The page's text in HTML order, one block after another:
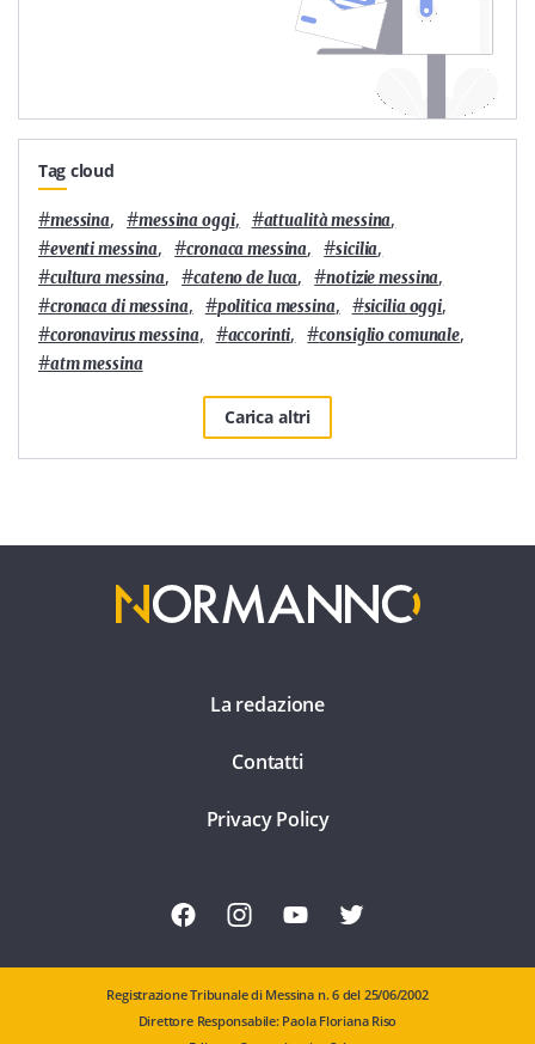
Tag cloud
#messina, #messina oggi, #attualità messina,
#eventi messina, #cronaca messina, #sicilia,
#cultura messina, #cateno de luca, #notizie messina,
#cronaca di messina, #politica messina, #sicilia oggi,
#coronavirus messina, #accorinti, #consiglio comunale,
#atm messina
Carica altri
La redazione
Contatti
Privacy Policy
Registrazione Tribunale di Messina n. 6 del 25/06/2002
Direttore Responsabile: Paola Floriana Riso